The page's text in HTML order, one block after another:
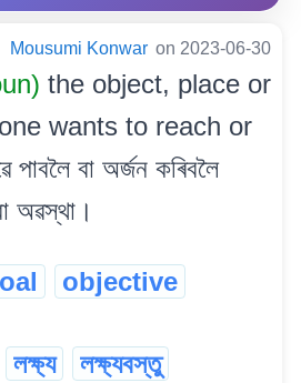
Mousumi Konwar on 2023-06-30
the object, place or
wants to reach or
বা অৰ্জন কৰিবলৈ
অৱস্থা।
objective
লক্ষ্য
লক্ষ্যবস্তু